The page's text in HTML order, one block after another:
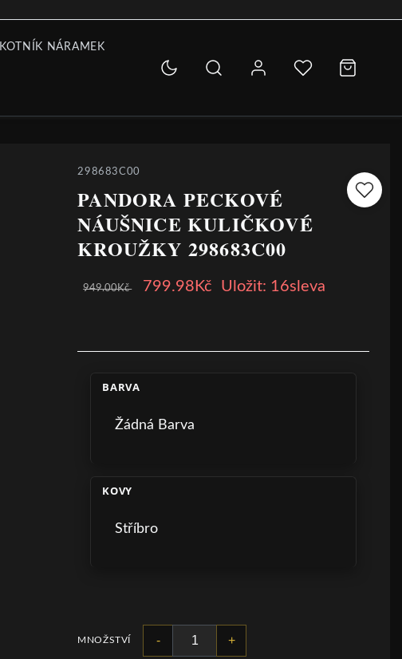
KOTNÍK NÁRAMEK
298683C00
PANDORA PECKOVÉ
NÁUŠNICE KULIČKOVÉ
KROUŽKY 298683C00
949.00Kč 799.98Kč Uložit: 16sleva
BARVA
Žádná Barva
KOVY
Stříbro
MNOŽSTVÍ - +